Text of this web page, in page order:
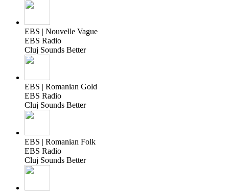
EBS | Nouvelle Vague
EBS Radio
Cluj Sounds Better
EBS | Romanian Gold
EBS Radio
Cluj Sounds Better
EBS | Romanian Folk
EBS Radio
Cluj Sounds Better